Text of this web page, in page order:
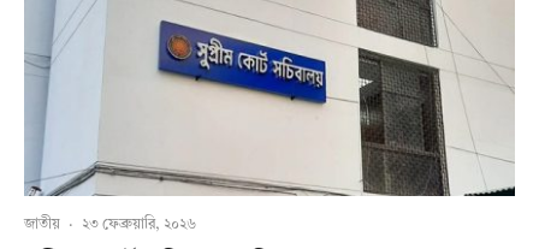
জাতীয় · ২৩ ফেব্রুয়ারি, ২০২৬